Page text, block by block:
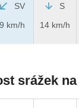
SV
9 km/h
S
14 km/h
srážek